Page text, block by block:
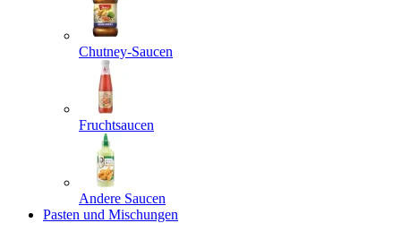
Chutney-Saucen
Fruchtsaucen
Andere Saucen
Pasten und Mischungen